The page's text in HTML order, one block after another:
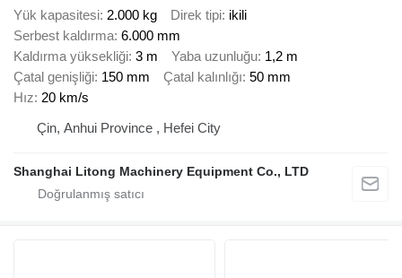
Yük kapasitesi 2.000 kg Direk tipi ikili
Serbest kaldırma 6.000 mm
Kaldırma yüksekliği 3 m Yaba uzunluğu 1,2 m
Çatal genişliği 150 mm Çatal kalınlığı 50 mm
Hız 20 km/s
Çin, Anhui Province , Hefei City
Shanghai Litong Machinery Equipment Co., LTD